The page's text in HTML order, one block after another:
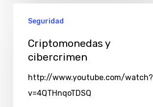
Seguridad
Criptomonedas y
cibercrimen
http://www.youtube.com/watch?
v=4QTHnqoTDSQ